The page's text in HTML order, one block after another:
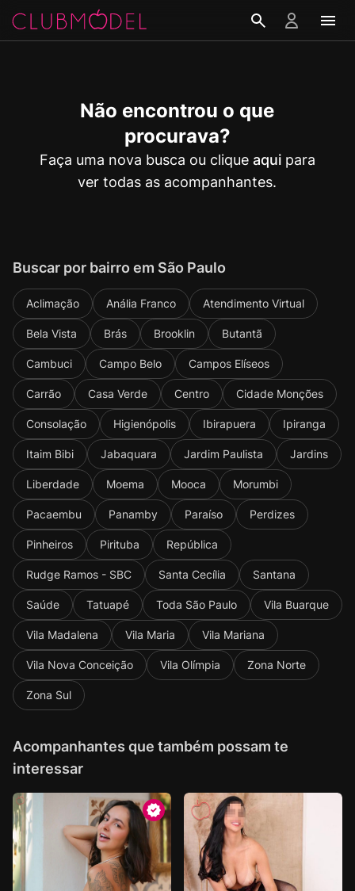
Não encontrou o que
procurava?
Faça uma nova busca ou clique aqui para
ver todas as acompanhantes.
Buscar por bairro em São Paulo
Aclimação Anália Franco Atendimento Virtual
Bela Vista Brás Brooklin Butantã
Cambuci Campo Belo Campos Elíseos
Carrão Casa Verde Centro Cidade Monções
Consolação Higienópolis Ibirapuera Ipiranga
Itaim Bibi Jabaquara Jardim Paulista Jardins
Liberdade Moema Mooca Morumbi
Pacaembu Panamby Paraíso Perdizes
Pinheiros Pirituba República
Rudge Ramos - SBC Santa Cecília Santana
Saúde Tatuapé Toda São Paulo Vila Buarque
Vila Madalena Vila Maria Vila Mariana
Vila Nova Conceição Vila Olímpia Zona Norte
Zona Sul
Acompanhantes que também possam te
interessar